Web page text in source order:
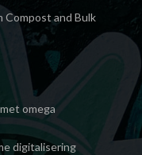
Compost and Bulk
omega
digitalisering